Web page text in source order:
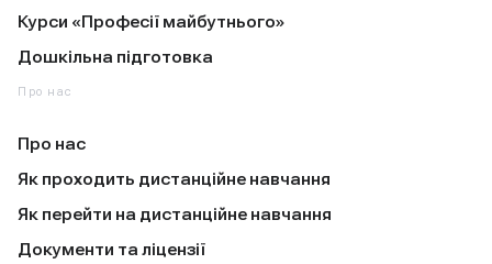
Курси «Професії майбутнього»
Дошкільна підготовка
Про нас
Про нас
Як проходить дистанційне навчання
Як перейти на дистанційне навчання
Документи та ліцензії